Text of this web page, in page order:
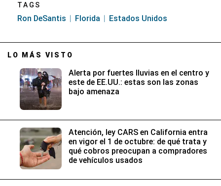
TAGS
Ron DeSantis Florida Estados Unidos
LO MÁS VISTO
Alerta por fuertes lluvias en el centro y
este de EE.UU.: estas son las zonas
bajo amenaza
Atención, ley CARS en California entra
en vigor el 1 de octubre: de qué trata y
qué cobros preocupan a compradores
de vehículos usados